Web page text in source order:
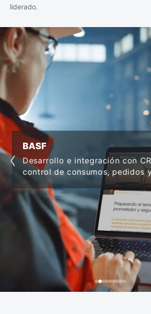
liderado.
‹
integración con CRM para el
pedidos y garantías.